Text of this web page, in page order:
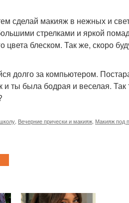
сделай макияж в нежных и
стрелками и яркой
блеском. Так же, скоро
долго за компьютером.
ты была бодрая и веселая. Так
Вечерние прически и макияж Макияж под